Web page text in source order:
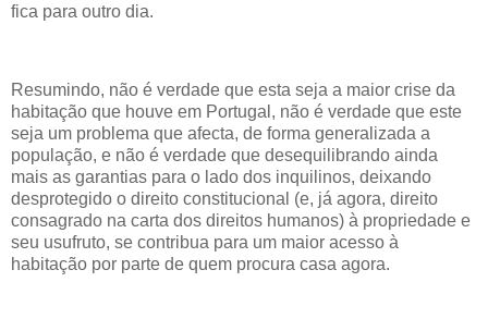
fica para outro dia.
Resumindo, não é verdade que esta seja a maior crise da
habitação que houve em Portugal, não é verdade que este
seja um problema que afecta, de forma generalizada a
população, e não é verdade que desequilibrando ainda
mais as garantias para o lado dos inquilinos, deixando
desprotegido o direito constitucional (e, já agora, direito
consagrado na carta dos direitos humanos) à propriedade e
seu usufruto, se contribua para um maior acesso à
habitação por parte de quem procura casa agora.